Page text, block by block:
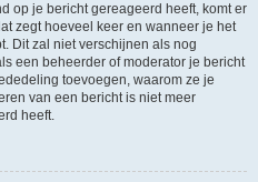
op je bericht gereageerd heeft, komt er
zegt hoeveel keer en wanneer je het
Dit zal niet verschijnen als nog
een beheerder of moderator je bericht
toevoegen, waarom ze je
van een bericht is niet meer
heeft.